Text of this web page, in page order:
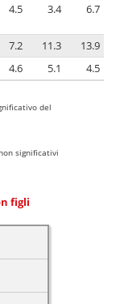
4.5 3.4 6.7
7.2 11.3
13.9
4.6 5.1 4.5
del
significativi
figli